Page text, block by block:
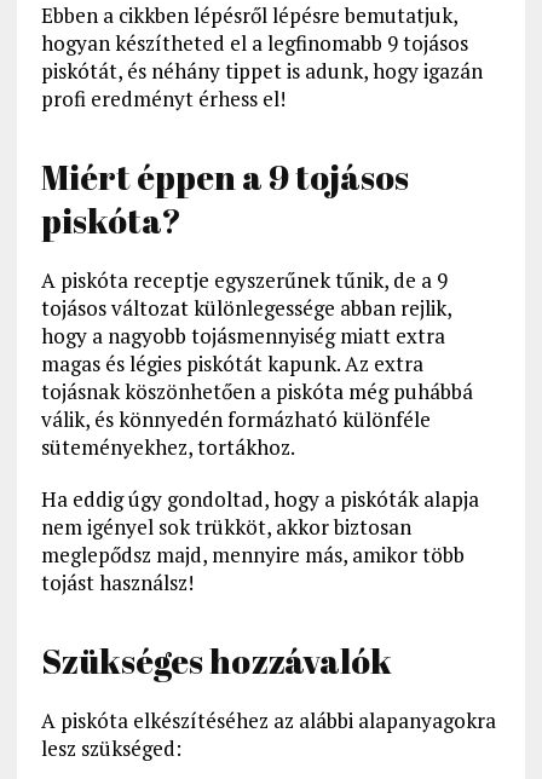
Ebben a cikkben lépésről lépésre bemutatjuk,
hogyan készítheted el a legfinomabb 9 tojásos
piskótát, és néhány tippet is adunk, hogy igazán
profi eredményt érhess el!
Miért éppen a 9 tojásos
piskóta?
A piskóta receptje egyszerűnek tűnik, de a 9
tojásos változat különlegessége abban rejlik,
hogy a nagyobb tojásmennyiség miatt extra
magas és légies piskótát kapunk. Az extra
tojásnak köszönhetően a piskóta még puhábbá
válik, és könnyedén formázható különféle
süteményekhez, tortákhoz.
Ha eddig úgy gondoltad, hogy a piskóták alapja
nem igényel sok trükköt, akkor biztosan
meglepődsz majd, mennyire más, amikor több
tojást használsz!
Szükséges hozzávalók
A piskóta elkészítéséhez az alábbi alapanyagokra
lesz szükséged: